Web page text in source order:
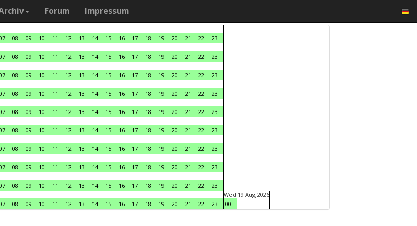
Forum Impressum
08 09 10 11 12 13 14 15 16 17 18 19 20 21 22
23
08 09 10 11 12 13 14 15 16 17 18 19 20 21 22
23
08 09 10 11 12 13 14 15 16 17 18 19 20 21 22
23
08 09 10 11 12 13 14 15 16 17 18 19 20 21 22
23
08 09 10 11 12 13 14 15 16 17 18 19 20 21 22
23
08 09 10 11 12 13 14 15 16 17 18 19 20 21 22
23
08 09 10 11 12 13 14 15 16 17 18 19 20 21 22
23
08 09 10 11 12 13 14 15 16 17 18 19 20 21 22
23
08 09 10 11 12 13 14 15 16 17 18 19 20 21 22
23
08 09 10 11 12 13 14 15 16 17 18 19 20 21 22 23
Wed 19 Aug 2026
00